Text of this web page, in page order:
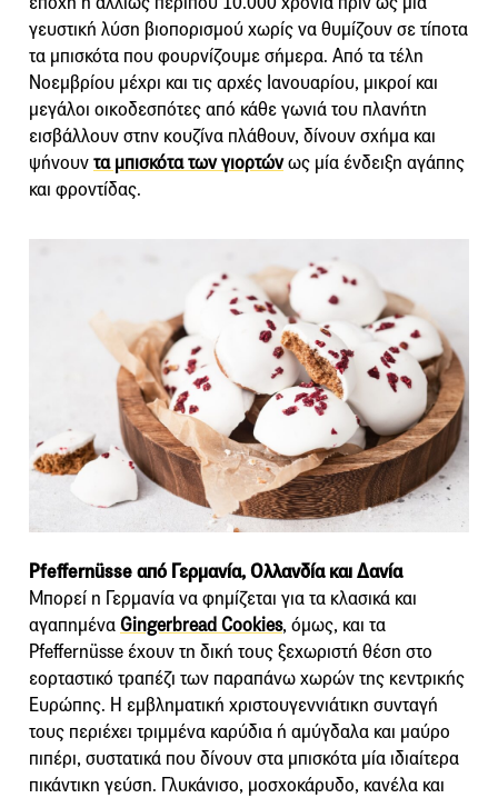
γευστική λύση βιοπορισμού χωρίς να θυμίζουν σε τίποτα
τα μπισκότα που φουρνίζουμε σήμερα. Από τα τέλη
Νοεμβρίου μέχρι και τις αρχές Ιανουαρίου, μικροί και
μεγάλοι οικοδεσπότες από κάθε γωνιά του πλανήτη
εισβάλλουν στην κουζίνα πλάθουν, δίνουν σχήμα και
ψήνουντα μπισκότα των γιορτώνως μία ένδειξη αγάπης
και φροντίδας.
Pfeffernüsse από Γερμανία, Ολλανδία και Δανία
Μπορεί η Γερμανία να φημίζεται για τα κλασικά και
αγαπημέναGingerbread Cookies, όμως, και τα
Pfeffernüsse έχουν τη δική τους ξεχωριστή θέση στο
εορταστικό τραπέζι των παραπάνω χωρών της κεντρικής
Ευρώπης. Η εμβληματική χριστουγεννιάτικη συνταγή
τους περιέχει τριμμένα καρύδια ή αμύγδαλα και μαύρο
πιπέρι, συστατικά που δίνουν στα μπισκότα μία ιδιαίτερα
πικάντικη γεύση. Γλυκάνισο, μοσχοκάρυδο, κανέλα και